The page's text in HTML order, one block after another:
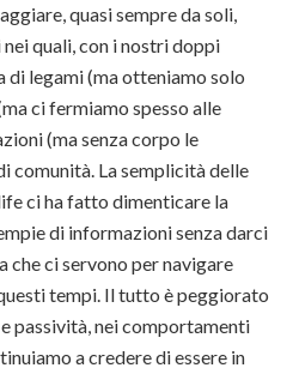
quasi sempre da soli,
quali, con i nostri doppi
legami (ma otteniamo solo
ci fermiamo spesso alle
(ma senza corpo le
comunità. La semplicità delle
ci ha fatto dimenticare la
di informazioni senza darci
che ci servono per navigare
tempi. Il tutto è peggiorato
passività, nei comportamenti
a credere di essere in